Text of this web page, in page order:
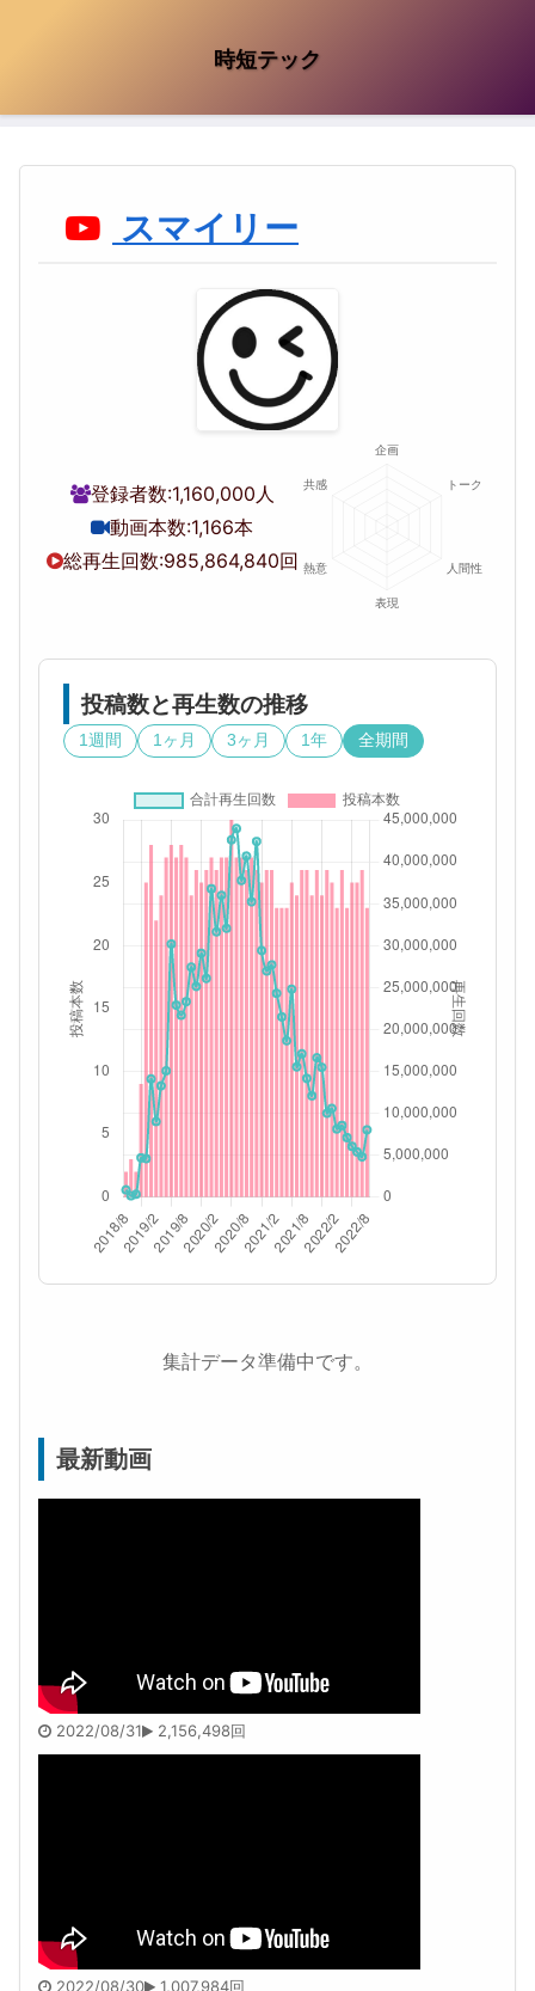
時短テック
スマイリー
登録者数:1,160,000人
動画本数:1,166本
総再生回数:985,864,840回
投稿数と再生数の推移
1週間 1ヶ月 3ヶ月 1年 全期間
集計データ準備中です。
最新動画
2022/08/31 2,156,498回
2022/08/30 1,007,984回